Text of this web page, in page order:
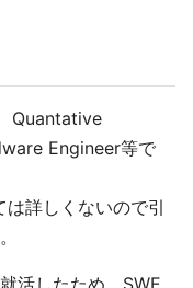
Quantative
Engineer等で
詳しくないので引
活したため、SWE